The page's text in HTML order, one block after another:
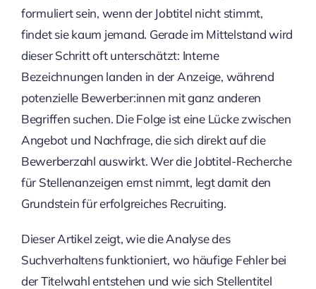
formuliert sein, wenn der Jobtitel nicht stimmt,
findet sie kaum jemand. Gerade im Mittelstand wird
dieser Schritt oft unterschätzt: Interne
Bezeichnungen landen in der Anzeige, während
potenzielle Bewerber:innen mit ganz anderen
Begriffen suchen. Die Folge ist eine Lücke zwischen
Angebot und Nachfrage, die sich direkt auf die
Bewerberzahl auswirkt. Wer die Jobtitel-Recherche
für Stellenanzeigen ernst nimmt, legt damit den
Grundstein für erfolgreiches Recruiting.
Dieser Artikel zeigt, wie die Analyse des
Suchverhaltens funktioniert, wo häufige Fehler bei
der Titelwahl entstehen und wie sich Stellentitel